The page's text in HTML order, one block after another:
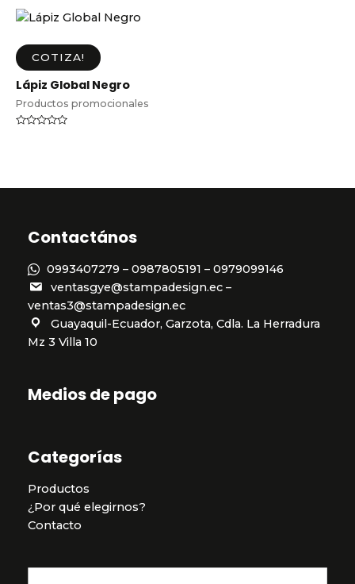
de
5
COTIZA!
Lápiz Global Negro
Productos promocionales
Contactános
0993407279 – 0987805191 – 0979099146
ventasgye@stampadesign.ec –
ventas3@stampadesign.ec
Guayaquil-Ecuador, Garzota, Cdla. La Herradura
Mz 3 Villa 10
Medios de pago
Categorías
Productos
¿Por qué elegirnos?
Contacto